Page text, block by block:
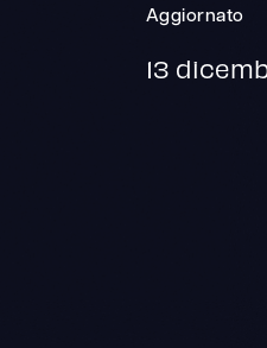
Aggiornato
13